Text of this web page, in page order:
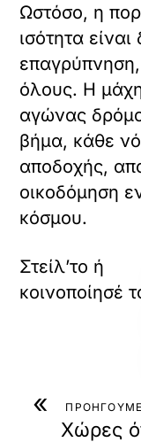
Ωστόσο, η
ισότητα
όλους. Η μάχη
αγώνας
βήμα, κάθε
αποδοχής,
οικοδόμηση
κόσμου.
«
Χώρες